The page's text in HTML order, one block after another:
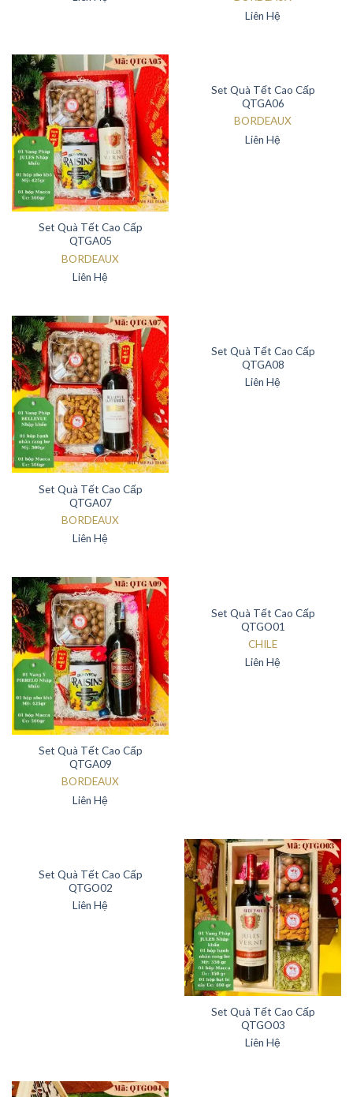
Liên Hệ
Set Quà Tết Cao Cấp
QTGA05
BORDEAUX
Liên Hệ
Set Quà Tết Cao Cấp
QTGA06
BORDEAUX
Liên Hệ
Set Quà Tết Cao Cấp
QTGA07
BORDEAUX
Liên Hệ
Set Quà Tết Cao Cấp
QTGA08
Liên Hệ
Set Quà Tết Cao Cấp
QTGA09
BORDEAUX
Liên Hệ
Set Quà Tết Cao Cấp
QTGO01
CHILE
Liên Hệ
Set Quà Tết Cao Cấp
QTGO02
Liên Hệ
Set Quà Tết Cao Cấp
QTGO03
Liên Hệ